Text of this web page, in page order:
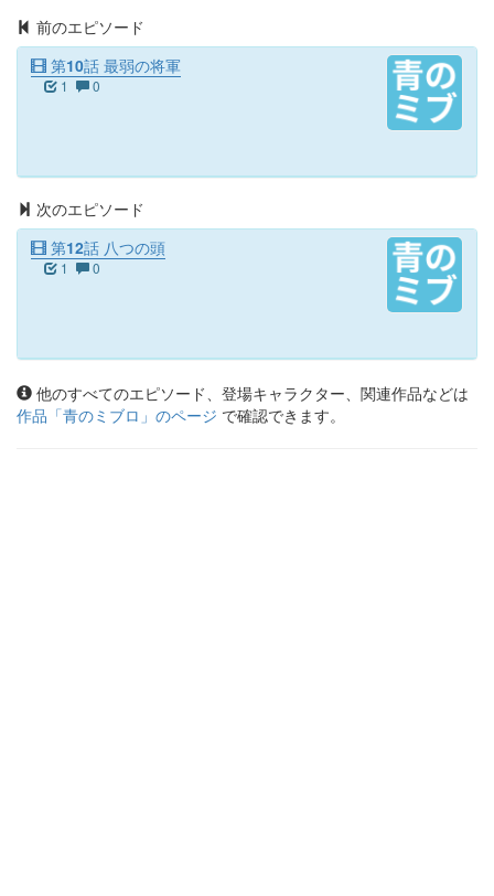
前のエピソード
第10話 最弱の将軍
1 0
次のエピソード
第12話 八つの頭
1 0
他のすべてのエピソード、登場キャラクター、関連作品などは
作品「青のミブロ 」のページ で確認できます。